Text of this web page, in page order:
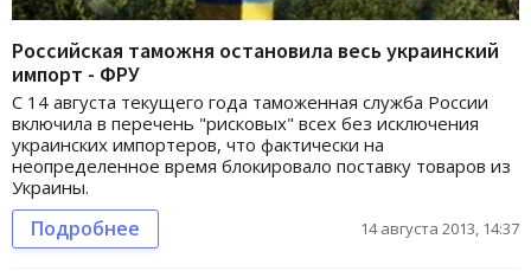
Российская таможня остановила весь украинский
импорт - ФРУ
С 14 августа текущего года таможенная служба России
включила в перечень "рисковых" всех без исключения
украинских импортеров, что фактически на
неопределенное время блокировало поставку товаров из
Украины.
Подробнее 14 августа 2013, 14:37